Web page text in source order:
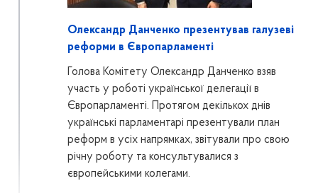
Олександр Данченко презентував галузеві
реформи в Європарламенті
Голова Комітету Олександр Данченко взяв
участь у роботі української делегації в
Європарламенті. Протягом декількох днів
українські парламентарі презентували план
реформ в усіх напрямках, звітували про свою
річну роботу та консультувалися з
європейськими колегами.